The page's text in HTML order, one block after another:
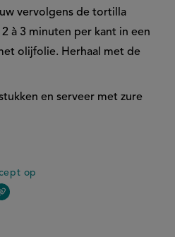
vervolgens de tortilla
à 3 minuten per kant in een
olijfolie. Herhaal met de
en serveer met zure
op
Copy